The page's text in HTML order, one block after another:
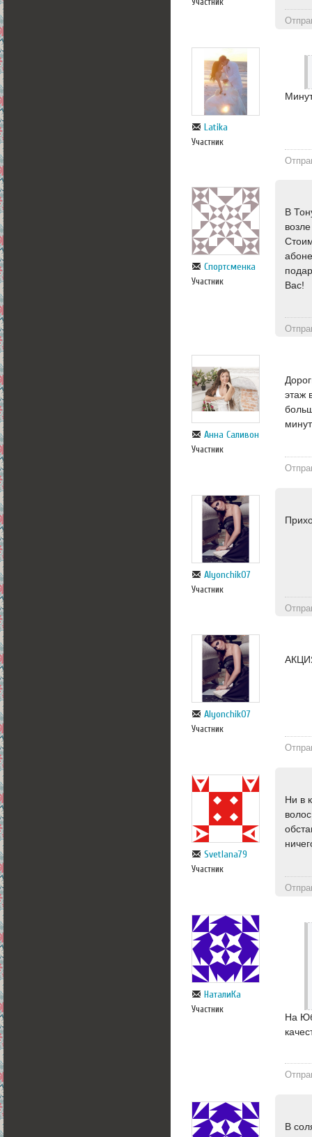
Latika
Участник
Спортсменка
Участник
В
Вас!
Анна Саливон
Участник
этаж
Alyonchik07
Участник
Alyonchik07
Участник
Svetlana79
Участник
Ни в
НаталиКа
Участник
На
В